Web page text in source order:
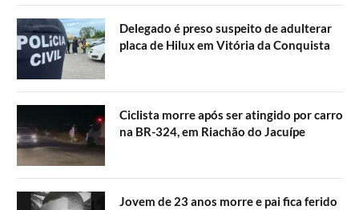
Delegado é preso suspeito de adulterar
placa de Hilux em Vitória da Conquista
Ciclista morre após ser atingido por carro
na BR-324, em Riachão do Jacuípe
Jovem de 23 anos morre e pai fica ferido